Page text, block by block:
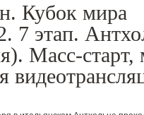
Кубок мира
7 этап.
Масс-